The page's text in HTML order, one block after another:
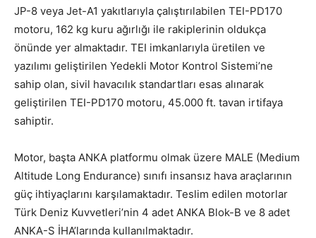
JP-8 veya Jet-A1 yakıtlarıyla çalıştırılabilen TEI-PD170
motoru, 162 kg kuru ağırlığı ile rakiplerinin oldukça
önünde yer almaktadır. TEI imkanlarıyla üretilen ve
yazılımı geliştirilen Yedekli Motor Kontrol Sistemi’ne
sahip olan, sivil havacılık standartları esas alınarak
geliştirilen TEI-PD170 motoru, 45.000 ft. tavan irtifaya
sahiptir.
Motor, başta ANKA platformu olmak üzere MALE (Medium
Altitude Long Endurance) sınıfı insansız hava araçlarının
güç ihtiyaçlarını karşılamaktadır. Teslim edilen motorlar
Türk Deniz Kuvvetleri’nin 4 adet ANKA Blok-B ve 8 adet
ANKA-S İHA’larında kullanılmaktadır.